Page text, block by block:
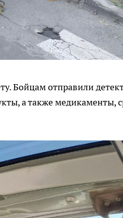
Бойцам отправили
а также медикаменты,